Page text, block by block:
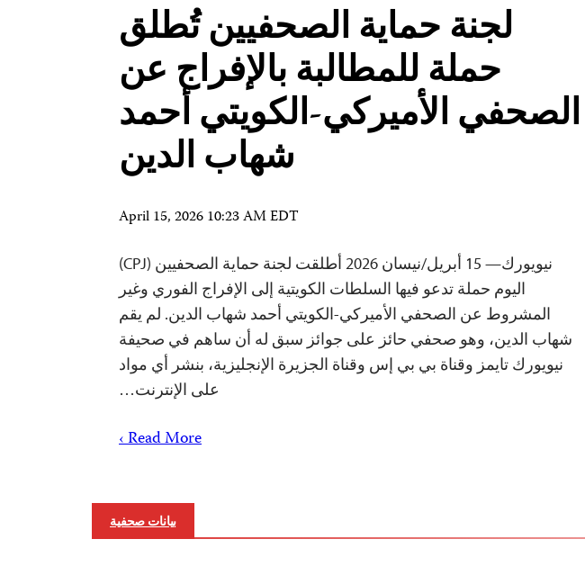
لجنة حماية الصحفيين تُطلق
حملة للمطالبة بالإفراج عن
الصحفي الأميركي-الكويتي أحمد
شهاب الدين
April 15, 2026 10:23 AM EDT
نيويورك— 15 أبريل/نيسان 2026 أطلقت لجنة حماية الصحفيين (CPJ)
اليوم حملة تدعو فيها السلطات الكويتية إلى الإفراج الفوري وغير
المشروط عن الصحفي الأميركي-الكويتي أحمد شهاب الدين. لم يقم
شهاب الدين، وهو صحفي حائز على جوائز سبق له أن ساهم في صحيفة
نيويورك تايمز وقناة بي بي إس وقناة الجزيرة الإنجليزية، بنشر أي مواد
على الإنترنت…
Read More ›
بيانات صحفية